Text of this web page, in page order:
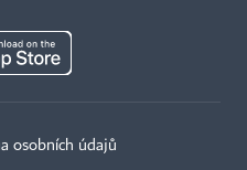
osobních údajů